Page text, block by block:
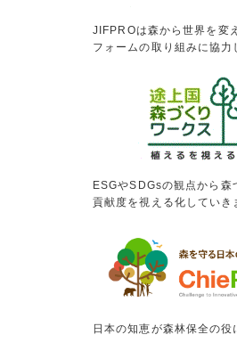
JIFPROは森から世界を変
フォームの取り組みに協力
ESGやSDGsの観点から森
貢献度を視える化していき
日本の知恵が森林保全の役